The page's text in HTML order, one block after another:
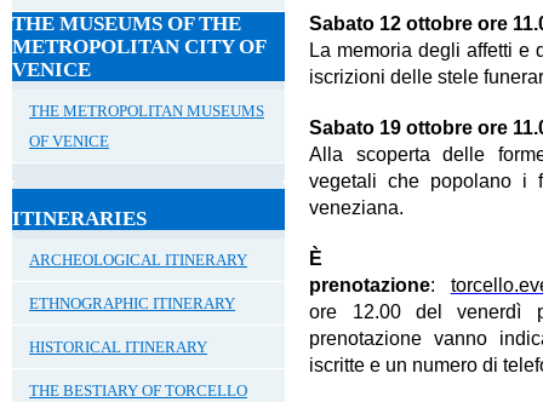
THE MUSEUMS OF THE
METROPOLITAN CITY OF
VENICE
THE METROPOLITAN MUSEUMS
OF VENICE
ITINERARIES
ARCHEOLOGICAL ITINERARY
ETHNOGRAPHIC ITINERARY
HISTORICAL ITINERARY
THE BESTIARY OF TORCELLO
Sabato 12 ottobre ore
La memoria degli affetti e
iscrizioni delle stele
Sabato 19 ottobre ore
Alla scoperta delle
vegetali che popolano i
veneziana.
È
prenotazione:
ore 12.00 del venerdì
prenotazione vanno
iscritte e un numero di